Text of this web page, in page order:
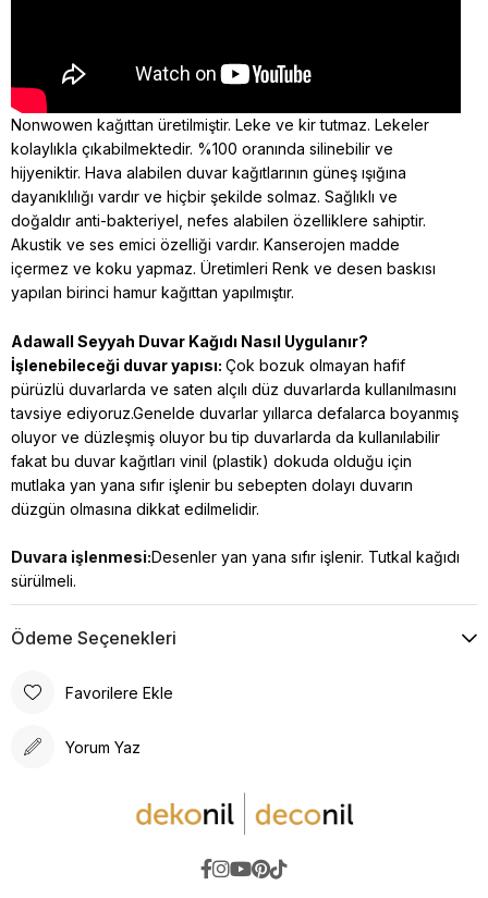
Nonwowen kağıttan üretilmiştir. Leke ve kir tutmaz. Lekeler
kolaylıkla çıkabilmektedir. %100 oranında silinebilir ve
hijyeniktir. Hava alabilen duvar kağıtlarının güneş ışığına
dayanıklılığı vardır ve hiçbir şekilde solmaz. Sağlıklı ve
doğaldır anti-bakteriyel, nefes alabilen özelliklere sahiptir.
Akustik ve ses emici özelliği vardır. Kanserojen madde
içermez ve koku yapmaz. Üretimleri Renk ve desen baskısı
yapılan birinci hamur kağıttan yapılmıştır.
Adawall Seyyah Duvar Kağıdı Nasıl Uygulanır?
İşlenebileceği duvar yapısı: Çok bozuk olmayan hafif
pürüzlü duvarlarda ve saten alçılı düz duvarlarda kullanılmasını
tavsiye ediyoruz.Genelde duvarlar yıllarca defalarca boyanmış
oluyor ve düzleşmiş oluyor bu tip duvarlarda da kullanılabilir
fakat bu duvar kağıtları vinil (plastik) dokuda olduğu için
mutlaka yan yana sıfır işlenir bu sebepten dolayı duvarın
düzgün olmasına dikkat edilmelidir.
Duvara işlenmesi:Desenler yan yana sıfır işlenir. Tutkal kağıdı
sürülmeli.
Ödeme Seçenekleri
Favorilere Ekle
Yorum Yaz